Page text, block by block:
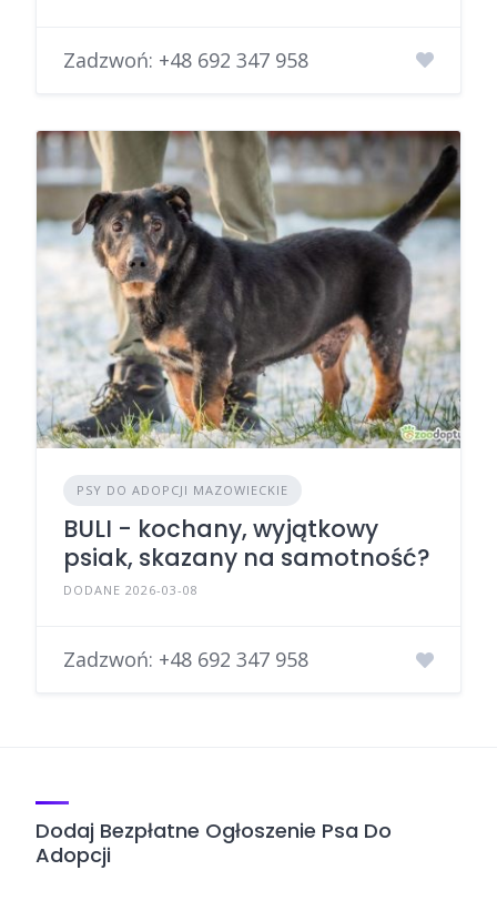
Zadzwoń: +48 692 347 958
PSY DO ADOPCJI MAZOWIECKIE
BULI - kochany, wyjątkowy
psiak, skazany na samotność?
DODANE 2026-03-08
Zadzwoń: +48 692 347 958
Dodaj Bezpłatne Ogłoszenie Psa Do
Adopcji